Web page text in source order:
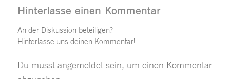
Hinterlasse einen Kommentar
An der Diskussion beteiligen?
Hinterlasse uns deinen Kommentar!
Du musst angemeldetsein, um einen Kommentar